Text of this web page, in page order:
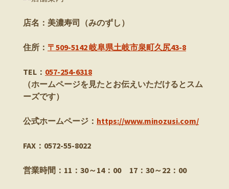
店名：美濃寿司（みのずし）
住所： 〒509-5142 岐阜県土岐市泉町久尻43-8
TEL： 057-254-6318
（ホームページを見たとお伝えいただけるとスム
ーズです）
公式ホームページ： https://www.minozusi.com/
FAX：0572-55-8022
営業時間：11：30～14：00 17：30～22：00